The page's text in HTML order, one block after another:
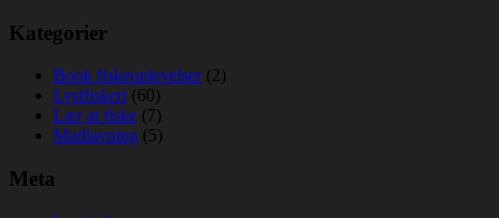
Kategorier
Book fiskeoplevelser(2)
Lystfiskeri (60)
Lær at fiske (7)
Madlavning (5)
Meta